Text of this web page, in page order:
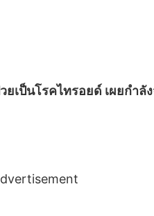
เป็นโรคไทรอยด์ เผยกำ